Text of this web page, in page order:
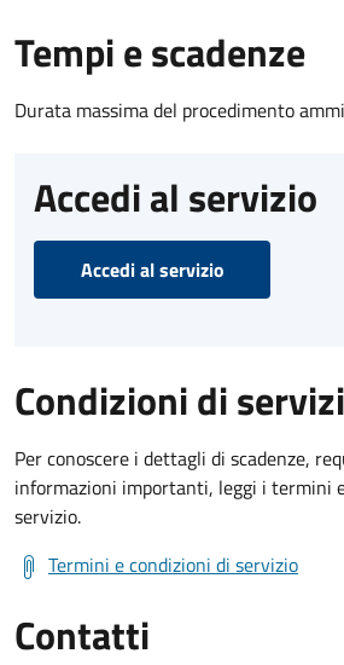
Tempi e scadenze
Durata massima del procedimento
Accedi al servizio
Accedi al servizio
Condizioni di
Per conoscere i dettagli di scadenze,
informazioni importanti, leggi i termini
servizio.
Termini e condizioni di servizio
Contatti